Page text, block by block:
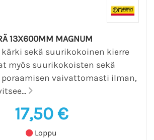
13X600MM MAGNUM
sekä suurikokoinen kierre
myös suurikokoisten sekä
poraamisen vaivattomasti ilman,
17,50 €
Loppu